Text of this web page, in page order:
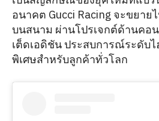
อนาคต Gucci Racing จะขยา
บนสนาม ผ่านโปรเจกต์ด้านค
เต็ดเอดิชัน ประสบการณ์ระดับ
พิเศษสำหรับลูกค้าทั่วโลก